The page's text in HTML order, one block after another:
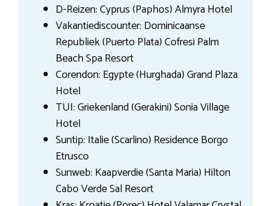
D-Reizen: Cyprus (Paphos) Almyra Hotel
Vakantiediscounter: Dominicaanse
Republiek (Puerto Plata) Cofresi Palm
Beach Spa Resort
Corendon: Egypte (Hurghada) Grand Plaza
Hotel
TUI: Griekenland (Gerakini) Sonia Village
Hotel
Suntip: Italie (Scarlino) Residence Borgo
Etrusco
Sunweb: Kaapverdie (Santa Maria) Hilton
Cabo Verde Sal Resort